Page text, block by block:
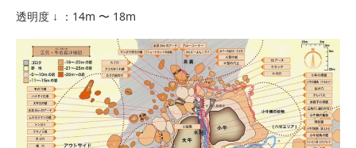
透明度 ↓ ：14m 〜 18m